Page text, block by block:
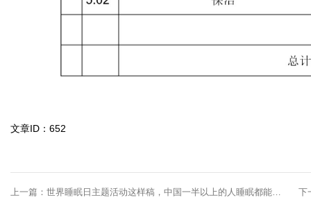
文章ID：652
上一篇： 世界睡眠日主题活动这样稿，中国一半以上的人睡眠都能变得好 ... ... ... ... 下